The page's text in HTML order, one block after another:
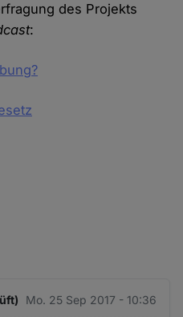
des Projekts
:
Mo. 25 Sep 2017 - 10:36